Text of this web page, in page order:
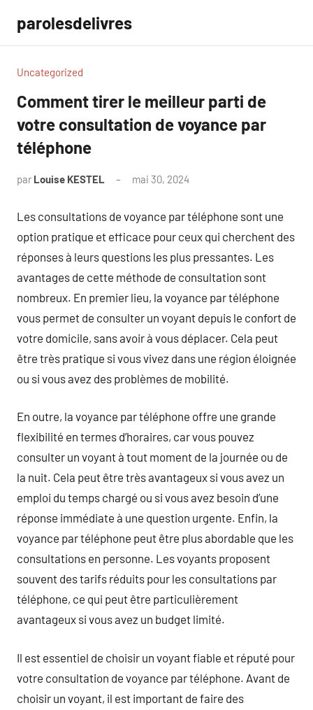
contenu
parolesdelivres
Uncategorized
Comment tirer le meilleur parti de
votre consultation de voyance par
téléphone
par Louise KESTEL mai 30, 2024
Les consultations de voyance par téléphone sont une
option pratique et efficace pour ceux qui cherchent des
réponses à leurs questions les plus pressantes. Les
avantages de cette méthode de consultation sont
nombreux. En premier lieu, la voyance par téléphone
vous permet de consulter un voyant depuis le confort de
votre domicile, sans avoir à vous déplacer. Cela peut
être très pratique si vous vivez dans une région éloignée
ou si vous avez des problèmes de mobilité.
En outre, la voyance par téléphone offre une grande
flexibilité en termes d’horaires, car vous pouvez
consulter un voyant à tout moment de la journée ou de
la nuit. Cela peut être très avantageux si vous avez un
emploi du temps chargé ou si vous avez besoin d’une
réponse immédiate à une question urgente. Enfin, la
voyance par téléphone peut être plus abordable que les
consultations en personne. Les voyants proposent
souvent des tarifs réduits pour les consultations par
téléphone, ce qui peut être particulièrement
avantageux si vous avez un budget limité.
Il est essentiel de choisir un voyant fiable et réputé pour
votre consultation de voyance par téléphone. Avant de
choisir un voyant, il est important de faire des